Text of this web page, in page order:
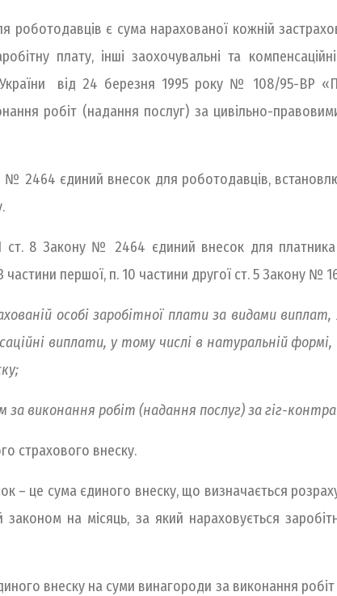
є сума нарахованої кожній
плату, інші заохочувальні та
України від 24 березня 1995 року № 108/95-ВР
робіт (надання послуг) за цивільно-
2464 єдиний внесок для роботодавців,
8 Закону № 2464 єдиний внесок для платника
першої, п. 10 частини другої ст. 5 Закону №
особі заробітної плати за видами
виплати, у тому числі в натуральній
за виконання робіт (надання послуг) за гіг-
страхового внеску.
– це сума єдиного внеску, що визначається
на місяць, за який нараховується
внеску на суми винагороди за виконання робіт